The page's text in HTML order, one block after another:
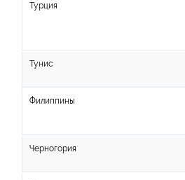
Турция
Тунис
Филиппины
Черногория